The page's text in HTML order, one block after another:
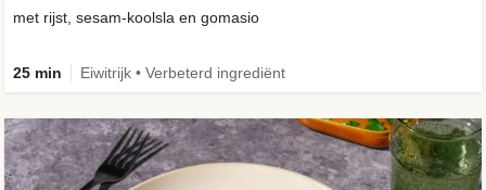
met rijst, sesam-koolsla en gomasio
25 min Eiwitrijk • Verbeterd ingrediënt